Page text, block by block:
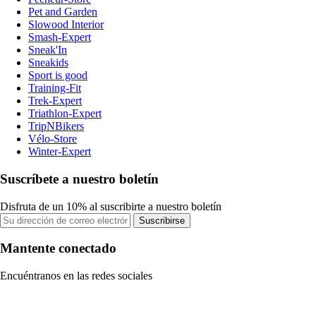
Pet and Garden
Slowood Interior
Smash-Expert
Sneak'In
Sneakids
Sport is good
Training-Fit
Trek-Expert
Triathlon-Expert
TripNBikers
Vélo-Store
Winter-Expert
Suscríbete a nuestro boletín
Disfruta de un 10% al suscribirte a nuestro boletín
Suscribirse
Mantente conectado
Encuéntranos en las redes sociales